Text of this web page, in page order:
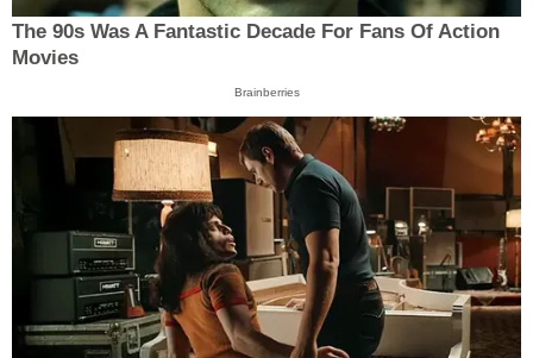
The 90s Was A Fantastic Decade For Fans Of Action
Movies
Brainberries